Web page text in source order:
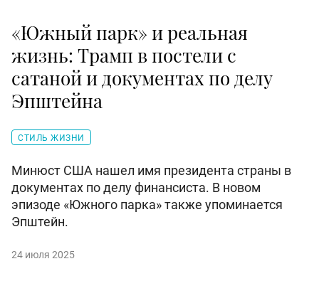
«Южный парк» и реальная
жизнь: Трамп в постели с
сатаной и документах по делу
Эпштейна
СТИЛЬ ЖИЗНИ
Минюст США нашел имя президента страны в
документах по делу финансиста. В новом
эпизоде «Южного парка» также упоминается
Эпштейн.
24 июля 2025